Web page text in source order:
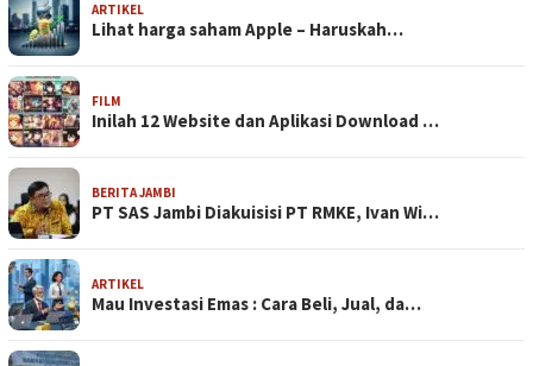
ARTIKEL
Lihat harga saham Apple – Haruskah…
FILM
Inilah 12 Website dan Aplikasi Download …
BERITA JAMBI
PT SAS Jambi Diakuisisi PT RMKE, Ivan Wi…
ARTIKEL
Mau Investasi Emas : Cara Beli, Jual, da…